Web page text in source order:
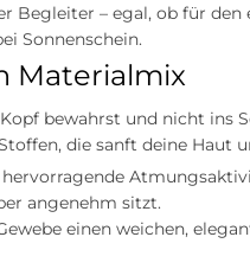
Begleiter – egal, ob für
Sonnenschein.
Materialmix
bewahrst und nicht ins
die sanft deine Haut
angenehm sitzt.
einen weichen,